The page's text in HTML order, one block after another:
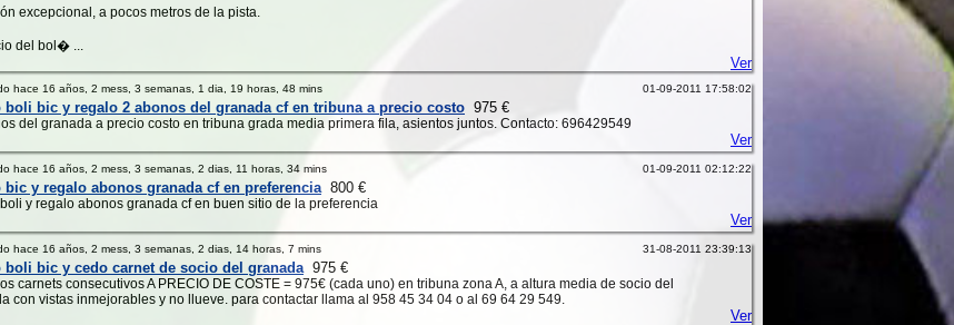
excepcional, a pocos metros de la pista.
del bol� ...
Ver
hace 16 años, 2 mess, 3 semanas, 1 dia, 19 horas, 48 mins 01-09-2011 17:58:02
boli bic y regalo 2 abonos del granada cf en tribuna a precio costo 975 €
del granada a precio costo en tribuna grada media primera fila, asientos juntos. Contacto: 696429549
Ver
hace 16 años, 2 mess, 3 semanas, 2 dias, 11 horas, 34 mins 01-09-2011 02:12:22
bic y regalo abonos granada cf en preferencia800 €
y regalo abonos granada cf en buen sitio de la preferencia
Ver
hace 16 años, 2 mess, 3 semanas, 2 dias, 14 horas, 7 mins 31-08-2011 23:39:13
boli bic y cedo carnet de socio del granada975 €
carnets consecutivos A PRECIO DE COSTE = 975€ (cada uno) en tribuna zona A, a altura media de socio del
con vistas inmejorables y no llueve. para contactar llama al 958 45 34 04 o al 69 64 29 549.
Ver